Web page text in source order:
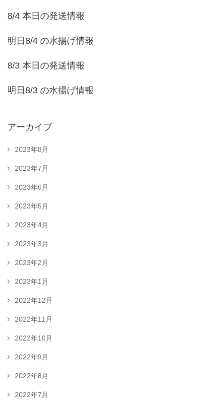
8/4 本日の発送情報
明日8/4 の水揚げ情報
8/3 本日の発送情報
明日8/3 の水揚げ情報
アーカイブ
2023年8月
2023年7月
2023年6月
2023年5月
2023年4月
2023年3月
2023年2月
2023年1月
2022年12月
2022年11月
2022年10月
2022年9月
2022年8月
2022年7月